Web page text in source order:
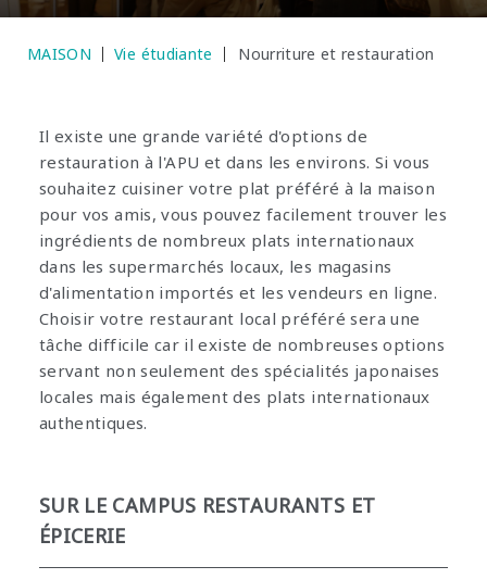
MAISON Vie étudiante Nourriture et restauration
Il existe une grande variété d'options de
restauration à l'APU et dans les environs. Si vous
souhaitez cuisiner votre plat préféré à la maison
pour vos amis, vous pouvez facilement trouver les
ingrédients de nombreux plats internationaux
dans les supermarchés locaux, les magasins
d'alimentation importés et les vendeurs en ligne.
Choisir votre restaurant local préféré sera une
tâche difficile car il existe de nombreuses options
servant non seulement des spécialités japonaises
locales mais également des plats internationaux
authentiques.
SUR LE CAMPUS RESTAURANTS ET
ÉPICERIE